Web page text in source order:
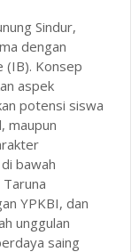
Sindur,
dengan
(IB). Konsep
aspek
potensi siswa
maupun
bawah
YPKBI, dan
unggulan
saing